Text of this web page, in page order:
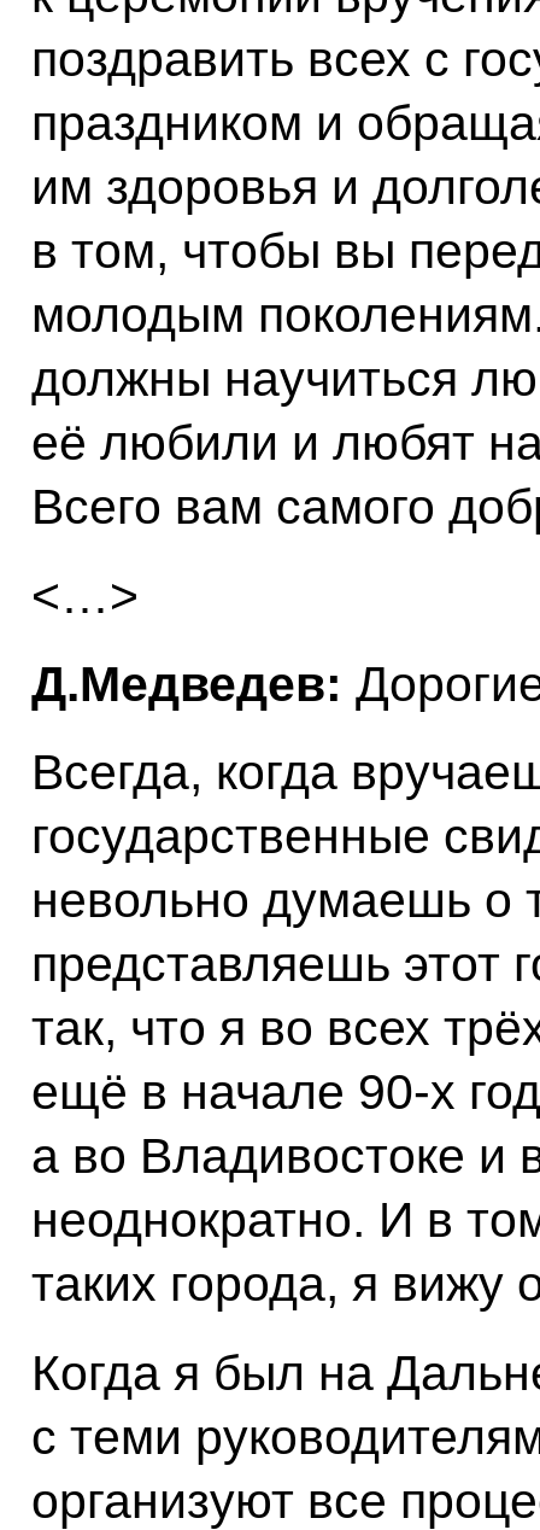
поздравить всех с
праздником и
им здоровья и
в том, чтобы вы
молодым
должны научиться
её любили и любят
Всего вам самого
<…>
Д.Медведев:
Всегда, когда
государственные
невольно думаешь о
представляешь этот
так, что я во всех
ещё в начале 90-х
а во Владивостоке и
неоднократно. И в
таких города, я вижу
Когда я был на
с теми
организуют все